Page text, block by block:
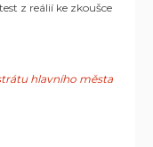
z reálií ke zkoušce
hlavního města